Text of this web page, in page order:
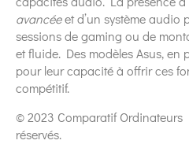
avancéeet d’un système audio
sessions de gaming ou de
et fluide. Des modèles Asus, en
pour leur capacité à offrir ces
compétitif.
© 2023 Comparatif Ordinateurs
réservés.